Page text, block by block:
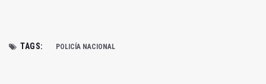
TAGS: POLICÍA NACIONAL